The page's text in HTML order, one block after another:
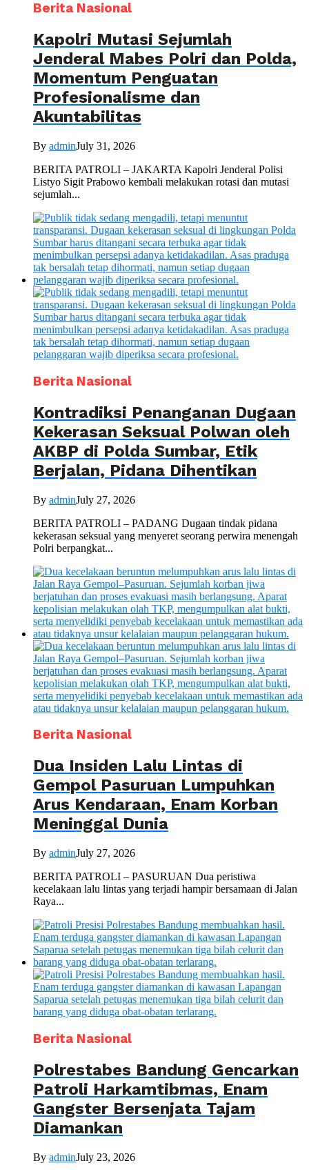
Berita Nasional
Kapolri Mutasi Sejumlah
Jenderal Mabes Polri dan Polda,
Momentum Penguatan
Profesionalisme dan
Akuntabilitas
By adminJuly 31, 2026
BERITA PATROLI – JAKARTA Kapolri Jenderal Polisi
Listyo Sigit Prabowo kembali melakukan rotasi dan mutasi
sejumlah...
Berita Nasional
Kontradiksi Penanganan Dugaan
Kekerasan Seksual Polwan oleh
AKBP di Polda Sumbar, Etik
Berjalan, Pidana Dihentikan
By adminJuly 27, 2026
BERITA PATROLI – PADANG Dugaan tindak pidana
kekerasan seksual yang menyeret seorang perwira menengah
Polri berpangkat...
Berita Nasional
Dua Insiden Lalu Lintas di
Gempol Pasuruan Lumpuhkan
Arus Kendaraan, Enam Korban
Meninggal Dunia
By adminJuly 27, 2026
BERITA PATROLI – PASURUAN Dua peristiwa
kecelakaan lalu lintas yang terjadi hampir bersamaan di Jalan
Raya...
Berita Nasional
Polrestabes Bandung Gencarkan
Patroli Harkamtibmas, Enam
Gangster Bersenjata Tajam
Diamankan
By adminJuly 23, 2026